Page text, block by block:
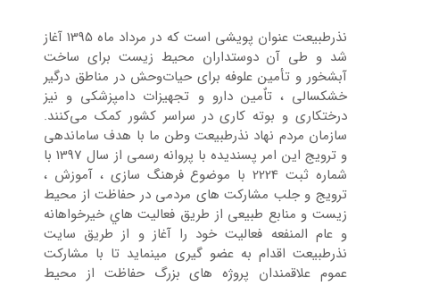
نذرطبیعت عنوان پویشی است که در مرداد ماه 1395 آغاز
شد و طی آن دوستداران محیط زیست برای ساخت
آبشخور و تأمین علوفه برای حیات‌وحش در مناطق درگیر
خشکسالی ، تاٌمین دارو و تجهیزات دامپزشکی و نیز
درختکاری و بوته کاری در سراسر کشور کمک می‌کنند.
سازمان مردم نهاد نذرطبیعت وطن ما با هدف ساماندهی
و ترویج این امر پسندیده با پروانه رسمی از سال 1397 با
شماره ثبت 2224 با موضوع فرهنگ سازی ، آموزش ،
ترویج و جلب مشارکت های مردمی در حفاظت از محیط
زیست و منابع طبیعی از طریق فعالیت هاي خیرخواهانه
و عام المنفعه فعالیت خود را آغاز و از طریق سایت
نذرطبیعت اقدام به عضو گیری مینماید تا با مشارکت
عموم علاقمندان پروژه های بزرگ حفاظت از محیط